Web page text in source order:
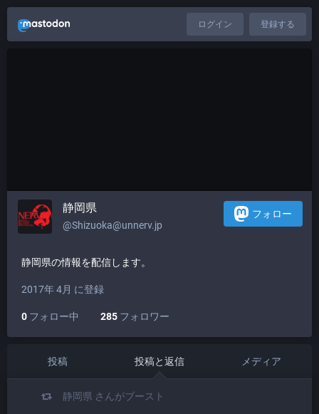
ログイン 登録する
静岡県
@Shizuoka@unnerv.jp
フォロー
静岡県の情報を配信します。
2017年 4月 に登録
0 フォロー中 285 フォロワー
投稿 投稿と返信 メディア
静岡県 さんがブースト